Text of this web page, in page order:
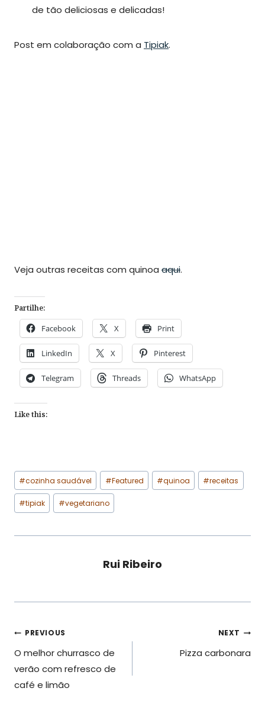
de tão deliciosas e delicadas!
Post em colaboração com a Tipiak.
Veja outras receitas com quinoa aqui.
Partilhe:
Facebook X Print
LinkedIn X Pinterest
Telegram Threads WhatsApp
Like this:
Post
Tags:
#cozinha saudável #Featured #quinoa #receitas
#tipiak #vegetariano
Rui Ribeiro
Navegação
de
artigos
PREVIOUS
O melhor churrasco de
verão com refresco de
café e limão
NEXT
Pizza carbonara